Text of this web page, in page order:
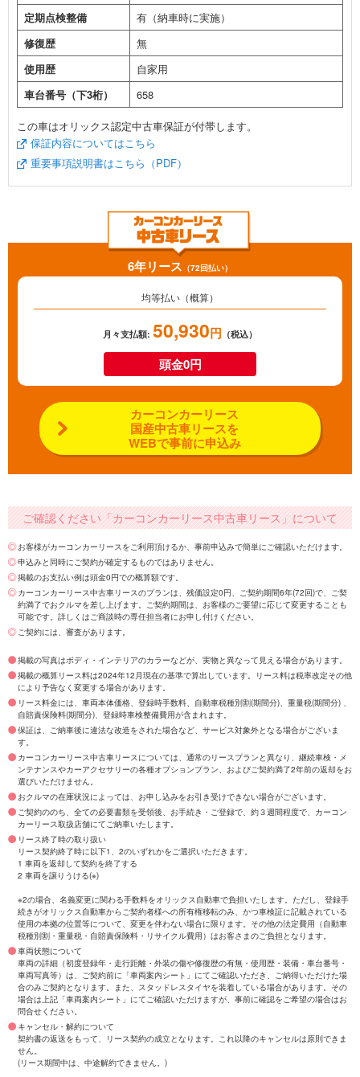
定期点検整備
有（納車時に実施）
修復歴
無
使用歴
自家用
車台番号（下3桁）
658
この車はオリックス認定中古車保証が付帯します。
保証内容についてはこちら
重要事項説明書はこちら（PDF）
6年リース （72回払い）
均等払い（概算）
月々支払額: 50,930円 （税込）
頭金0円
カーコンカーリース
国産中古車リースを
WEBで事前に申込み
ご確認ください「カーコンカーリース中古車リース」について
お客様がカーコンカーリースをご利用頂けるか、事前申込みで簡単にご確認いただけます。
申込みと同時にご契約が確定するものではありません。
掲載のお支払い例は頭金0円での概算額です。
カーコンカーリース中古車リースのプランは、残価設定0円、ご契約期間6年(72回)で、ご契
約満了でおクルマを差し上げます。ご契約期間は、お客様のご要望に応じて変更することも
可能です。詳しくはご商談時の専任担当者にお申し付けください。
ご契約には、審査があります。
掲載の写真はボディ・インテリアのカラーなどが、実物と異なって見える場合があります。
掲載の概算リース料は2024年12月現在の基準で算出しています。リース料は税率改定その他
により予告なく変更する場合があります。
リース料金には、車両本体価格、登録時手数料、自動車税種別割(期間分)、重量税(期間分) 、
自賠責保険料(期間分)、登録時車検整備費用が含まれます。
保証は、ご納車後に違法な改造をされた場合など、サービス対象外となる場合がございま
す。
カーコンカーリース中古車リースについては、通常のリースプランと異なり、継続車検・メ
ンテナンスやカーアクセサリーの各種オプションプラン、およびご契約満了2年前の返却をお
選びいただけません。
おクルマの在庫状況によっては、お申し込みをお引き受けできない場合がございます。
ご契約ののち、全ての必要書類を受領後、お手続き・ご登録で、約３週間程度で、カーコン
カーリース取扱店舗にてご納車いたします。
リース終了時の取り扱い
リース契約終了時に以下1、2のいずれかをご選択いただきます。
1 車両を返却して契約を終了する
2 車両を譲りうける(※)
※2の場合、名義変更に関わる手数料をオリックス自動車で負担いたします。ただし、登録手
続きがオリックス自動車からご契約者様への所有権移転のみ、かつ車検証に記載されている
使用の本拠の位置等について、変更を伴わない場合に限ります。その他の法定費用（自動車
税種別割・重量税・自賠責保険料・リサイクル費用）はお客さまのご負担となります。
車両状態について
車両の詳細（初度登録年・走行距離・外装の傷や修復歴の有無・使用歴・装備・車台番号・
車両写真等）は、ご契約前に「車両案内シート」にてご確認いただき、ご納得いただけた場
合のみご契約となります。また、スタッドレスタイヤを装着している場合があります。その
場合は上記「車両案内シート」にてご確認いただけますが、事前に確認をご希望の場合はお
問合せください。
キャンセル・解約について
契約書の返送をもって、リース契約の成立となります。これ以降のキャンセルは原則できま
せん。
(リース期間中は、中途解約できません。)